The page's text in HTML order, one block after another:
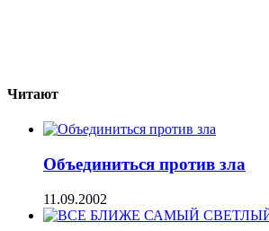
Читают
Объединиться против зла
11.09.2002